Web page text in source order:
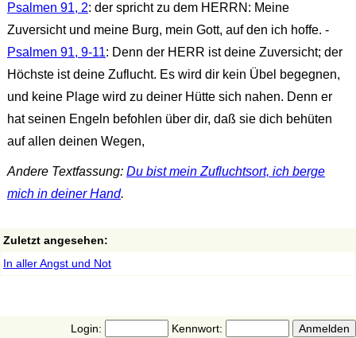
Psalmen 91, 2: der spricht zu dem HERRN: Meine
Zuversicht und meine Burg, mein Gott, auf den ich hoffe. -
Psalmen 91, 9-11: Denn der HERR ist deine Zuversicht; der
Höchste ist deine Zuflucht. Es wird dir kein Übel begegnen,
und keine Plage wird zu deiner Hütte sich nahen. Denn er
hat seinen Engeln befohlen über dir, daß sie dich behüten
auf allen deinen Wegen,
Andere Textfassung: Du bist mein Zufluchtsort, ich berge
mich in deiner Hand.
Zuletzt angesehen:
In aller Angst und Not
Login:
Kennwort: